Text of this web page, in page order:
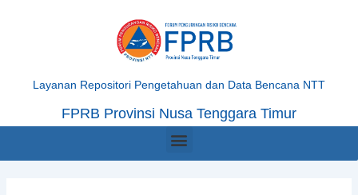
Layanan Repositori Pengetahuan dan Data Bencana NTT
FPRB Provinsi Nusa Tenggara Timur
Menu